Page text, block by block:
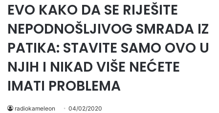
EVO KAKO DA SE RIJEŠITE
NEPODNOŠLJIVOG SMRADA IZ
PATIKA: STAVITE SAMO OVO U
NJIH I NIKAD VIŠE NEĆETE
IMATI PROBLEMA
radiokameleon 04/02/2020